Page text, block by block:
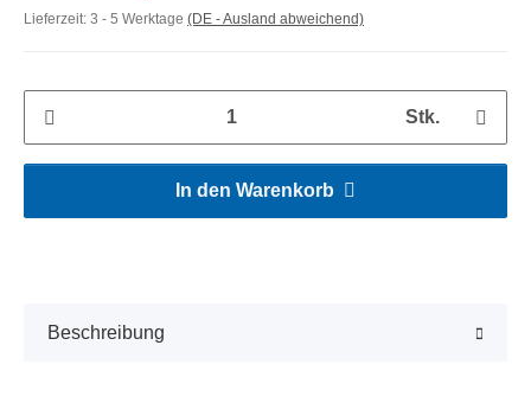
Lieferzeit: 3 - 5 Werktage (DE - Ausland abweichend)
Stk.
In den Warenkorb
Beschreibung